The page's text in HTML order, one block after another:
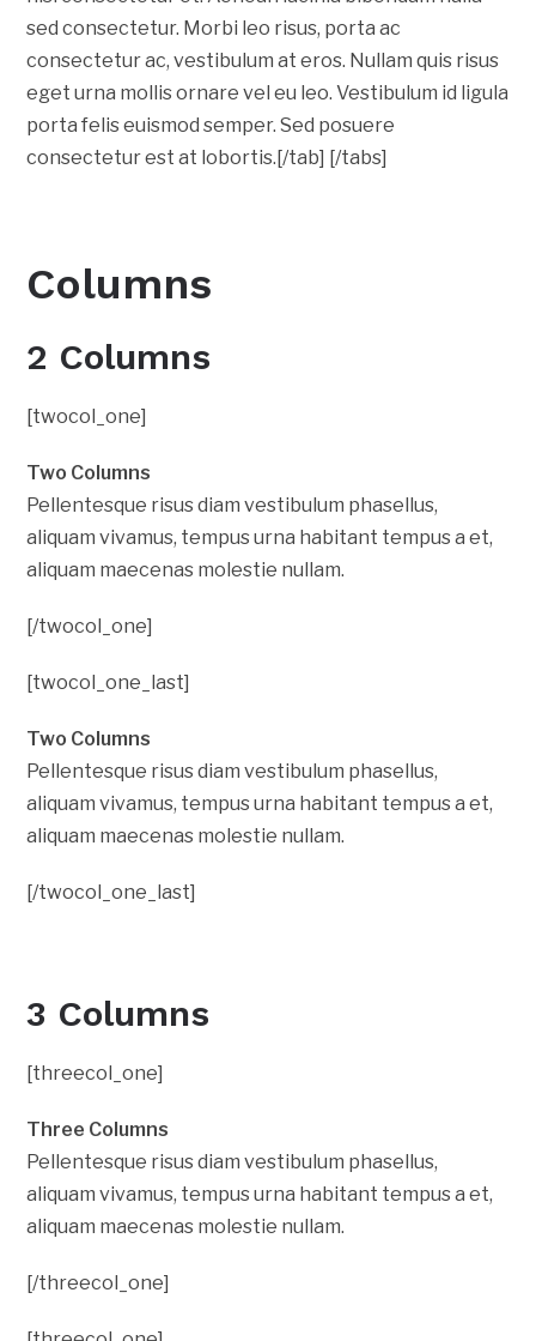
sed consectetur. Morbi leo risus, porta ac
consectetur ac, vestibulum at eros. Nullam quis risus
eget urna mollis ornare vel eu leo. Vestibulum id ligula
porta felis euismod semper. Sed posuere
consectetur est at lobortis.[/tab] [/tabs]
Columns
2 Columns
[twocol_one]
Two Columns
Pellentesque risus diam vestibulum phasellus,
aliquam vivamus, tempus urna habitant tempus a et,
aliquam maecenas molestie nullam.
[/twocol_one]
[twocol_one_last]
Two Columns
Pellentesque risus diam vestibulum phasellus,
aliquam vivamus, tempus urna habitant tempus a et,
aliquam maecenas molestie nullam.
[/twocol_one_last]
3 Columns
[threecol_one]
Three Columns
Pellentesque risus diam vestibulum phasellus,
aliquam vivamus, tempus urna habitant tempus a et,
aliquam maecenas molestie nullam.
[/threecol_one]